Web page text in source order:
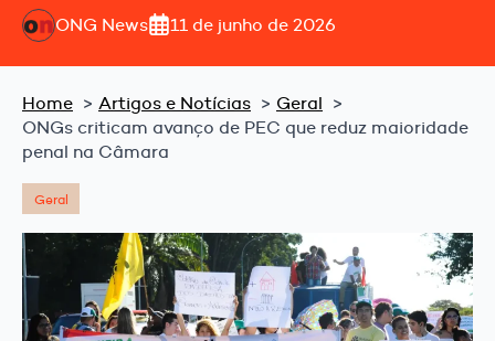
ONG News 11 de junho de 2026
Home Artigos e Notícias
Geral
ONGs criticam avanço de PEC que reduz maioridade
penal na Câmara
Geral